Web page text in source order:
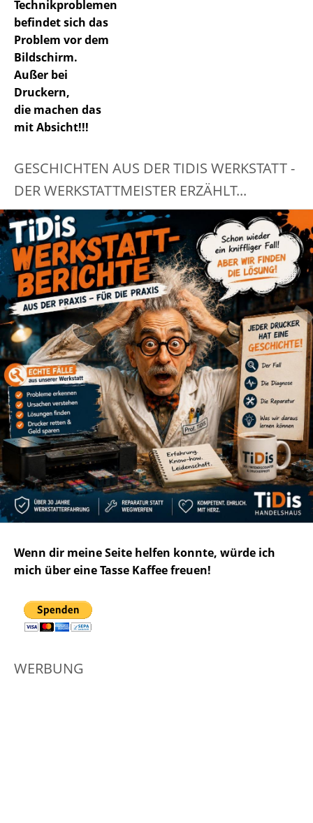
Technikproblemen
befindet sich das
Problem vor dem
Bildschirm.
Außer bei
Druckern,
die machen das
mit Absicht!!!
GESCHICHTEN AUS DER TIDIS WERKSTATT -
DER WERKSTATTMEISTER ERZÄHLT...
Wenn dir meine Seite helfen konnte, würde ich
mich über eine Tasse Kaffee freuen!
WERBUNG